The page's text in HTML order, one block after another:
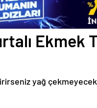
Ekmek
yağ